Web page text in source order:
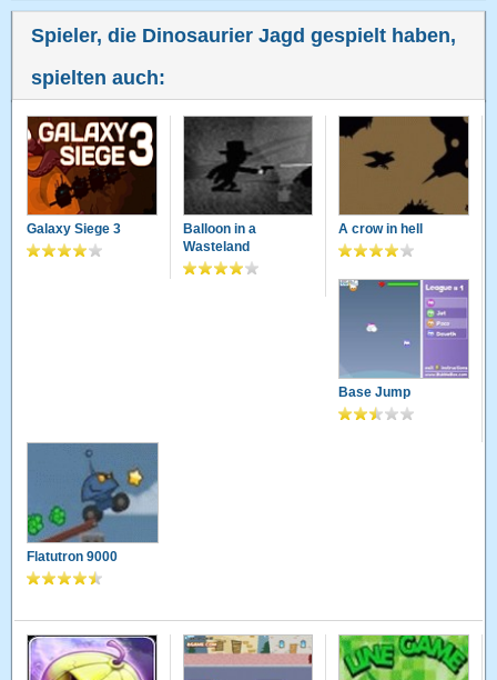
Spieler, die Dinosaurier Jagd gespielt haben,
spielten auch:
Galaxy Siege 3
Balloon in a
Wasteland
A crow in hell
Base Jump
Flatutron 9000